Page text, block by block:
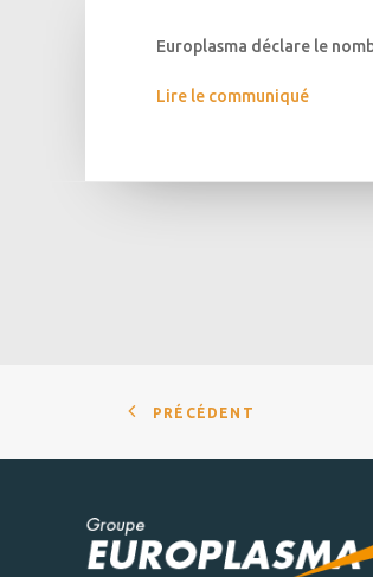
Europlasma déclare le
Lire le communiqué
PRÉCÉDENT